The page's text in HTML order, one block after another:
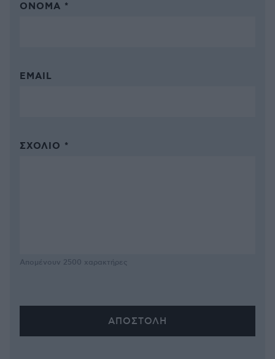
ΌΝΟΜΑ *
EMAIL
ΣΧΌΛΙΟ *
Απομένουν 2500 χαρακτήρες